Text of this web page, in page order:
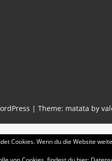
|Theme: matata by
Cookies. Wenn du die Website